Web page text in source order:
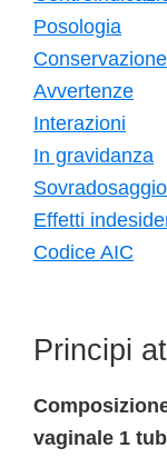
Posologia
Conservazione
Avvertenze
Interazioni
In gravidanza
Sovradosaggio
Effetti
Codice AIC
Principi
vaginale 1